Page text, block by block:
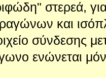
στερεά,
και
σύνδεσης
ενώνεται